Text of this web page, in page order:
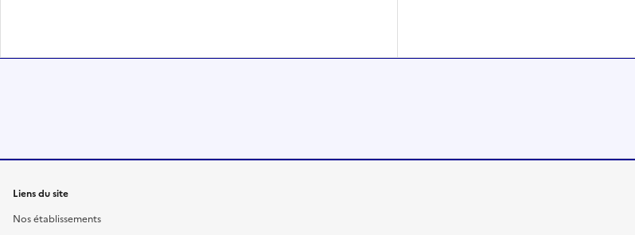
Liens du site
Nos établissements